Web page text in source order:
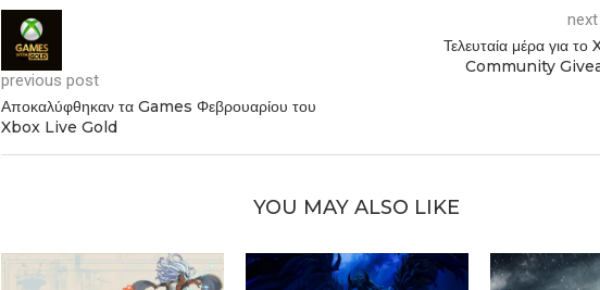
previous post
Αποκαλύφθηκαν τα Games Φεβρουαρίου του
Xbox Live Gold
Τελευταία μέρα για το
Community
YOU MAY ALSO LIKE